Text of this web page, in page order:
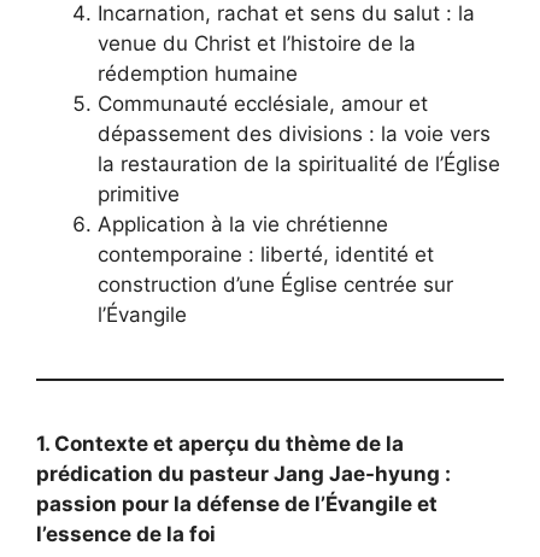
Incarnation, rachat et sens du salut : la
venue du Christ et l’histoire de la
rédemption humaine
Communauté ecclésiale, amour et
dépassement des divisions : la voie vers
la restauration de la spiritualité de l’Église
primitive
Application à la vie chrétienne
contemporaine : liberté, identité et
construction d’une Église centrée sur
l’Évangile
1. Contexte et aperçu du thème de la
prédication du pasteur Jang Jae-hyung :
passion pour la défense de l’Évangile et
l’essence de la foi